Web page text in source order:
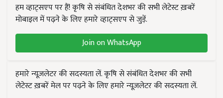
हम व्हाट्सएप पर हैं! कृषि से संबंधित देशभर की सभी लेटेस्ट ख़बरें
मोबाइल में पढ़ने के लिए हमारे व्हाट्सएप से जुड़ें.
Join on WhatsApp
हमारे न्यूज़लेटर की सदस्यता लें. कृषि से संबंधित देशभर की सभी
लेटेस्ट ख़बरें मेल पर पढ़ने के लिए हमारे न्यूज़लेटर की सदस्यता लें.